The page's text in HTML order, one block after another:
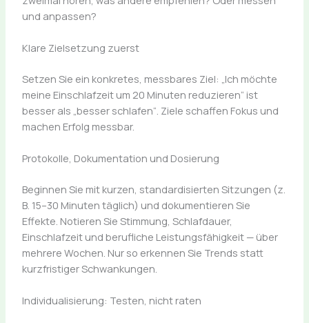
und anpassen?
Klare Zielsetzung zuerst
Setzen Sie ein konkretes, messbares Ziel: „Ich möchte
meine Einschlafzeit um 20 Minuten reduzieren“ ist
besser als „besser schlafen“. Ziele schaffen Fokus und
machen Erfolg messbar.
Protokolle, Dokumentation und Dosierung
Beginnen Sie mit kurzen, standardisierten Sitzungen (z.
B. 15–30 Minuten täglich) und dokumentieren Sie
Effekte. Notieren Sie Stimmung, Schlafdauer,
Einschlafzeit und berufliche Leistungsfähigkeit — über
mehrere Wochen. Nur so erkennen Sie Trends statt
kurzfristiger Schwankungen.
Individualisierung: Testen, nicht raten